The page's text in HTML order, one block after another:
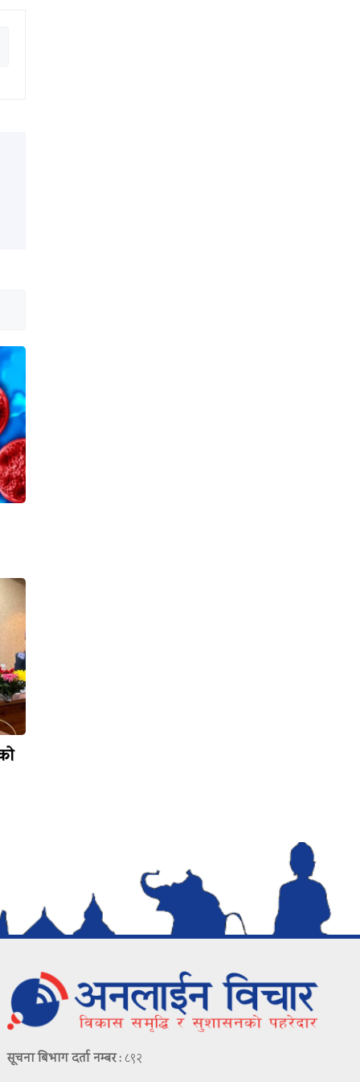
सूचना बिभाग दर्ता नम्बर : ८९२